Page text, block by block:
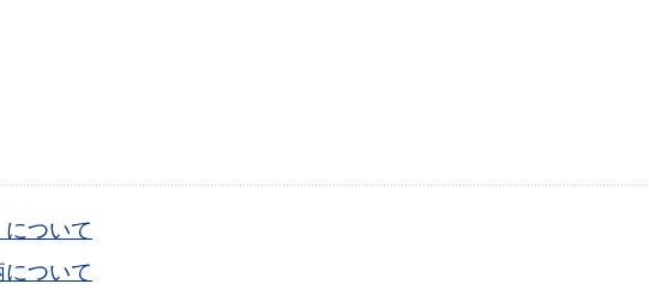
ついて
について